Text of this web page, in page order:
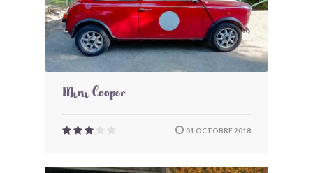
Mini Cooper
01 OCTOBRE 2018